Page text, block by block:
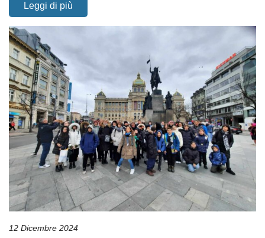
Leggi di più
12 Dicembre 2024